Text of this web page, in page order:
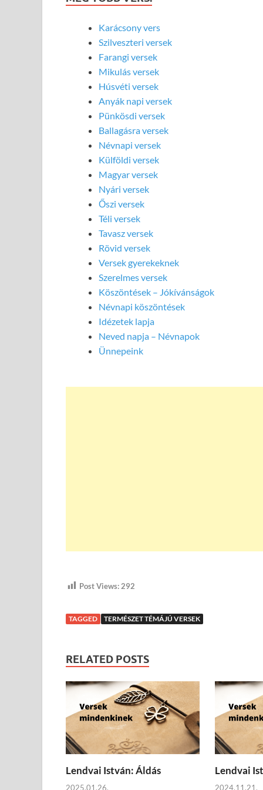
Karácsony vers
Szilveszteri versek
Farangi versek
Mikulás versek
Húsvéti versek
Anyák napi versek
Pünkösdi versek
Ballagásra versek
Névnapi versek
Külföldi versek
Magyar versek
Nyári versek
Őszi versek
Téli versek
Tavasz versek
Rövid versek
Versek gyerekeknek
Szerelmes versek
Köszöntések – Jókívánságok
Névnapi köszöntések
Idézetek lapja
Neved napja – Névnapok
Ünnepeink
Post Views: 292
TAGGED TERMÉSZET TÉMÁJÚ VERSEK
RELATED POSTS
Lendvai István: Áldás
2025.01.26.
Lendvai
2024.11.21.